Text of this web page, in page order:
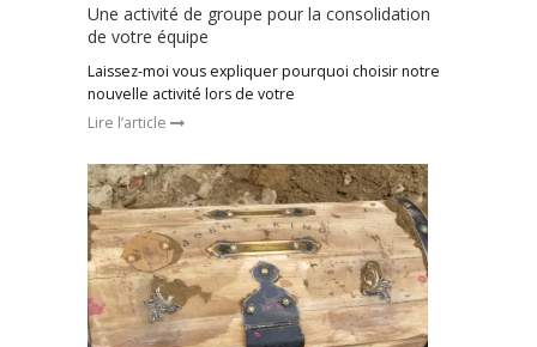
Une activité de groupe pour la consolidation
de votre équipe
Laissez-moi vous expliquer pourquoi choisir notre
nouvelle activité lors de votre
Lire l’article